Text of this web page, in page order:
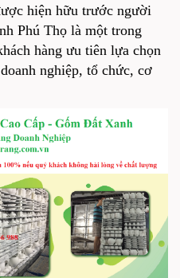
hiện hữu trước người
Phú Thọ là một trong
hàng ưu tiên lựa chọn
nghiệp, tổ chức, cơ